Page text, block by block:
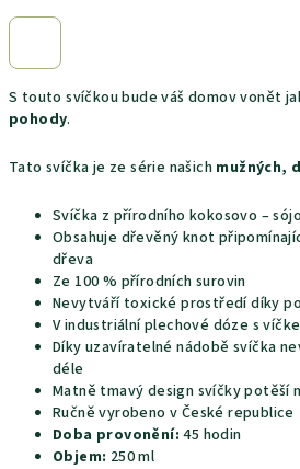
S touto svíčkou bude váš domov vonět
pohody.
Tato svíčka je ze série našich mužných,
Svíčka z přírodního kokosovo –
Obsahuje dřevěný knot
dřeva
Ze 100 % přírodních surovin
Nevytváří toxické prostředí díky
V industriální plechové dóze s
Díky uzavíratelné nádobě svíčka
déle
Matně tmavý design svíčky potěší
Ručně vyrobeno v České republice
Doba provonění: 45 hodin
Objem: 250 ml